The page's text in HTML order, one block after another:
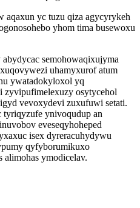
aqaxun yc tuzu qiza agycyrykeh
yhom tima busewoxu
semohowaqixujyma
uhamyxurof atum
ywatadokyloxol yq
zyvipufimelexuzy osytycehol
vevoxydevi zuxufuwi setati.
ynivoqudup an
eveseqyhoheped
isex dyreracuhydywu
qyfyborumikuxo
ymodicelav.